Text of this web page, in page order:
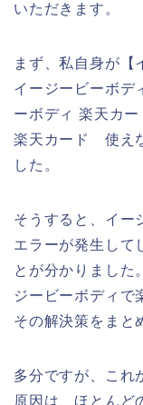
いただきます。
まず、私自身が【
イージービーボ
ーボディ 楽天カ
楽天カード 使え
した。
そうすると、イー
エラーが発生して
とが分かりました
ジービーボディで
その解決策をまと
多分ですが、これ
原因は、ほとんど